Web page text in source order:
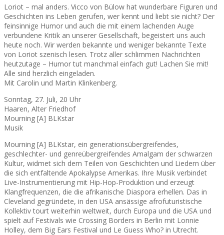
Loriot – mal anders. Vicco von Bülow hat wunderbare Figuren und
Geschichten ins Leben gerufen, wer kennt und liebt sie nicht? Der
feinsinnige Humor und auch die mit einem lachenden Auge
verbundene Kritik an unserer Gesellschaft, begeistert uns auch
heute noch. Wir werden bekannte und weniger bekannte Texte
von Loriot szenisch lesen. Trotz aller schlimmen Nachrichten
heutzutage – Humor tut manchmal einfach gut! Lachen Sie mit!
Alle sind herzlich eingeladen.
Mit Carolin und Martin Klinkenberg.
Sonntag, 27. Juli, 20 Uhr
Haaren, Alter Friedhof
Mourning [A] BLKstar
Musik
Mourning [A] BLKstar, ein generationsübergreifendes,
geschlechter- und genreübergreifendes Amalgam der schwarzen
Kultur, widmet sich dem Teilen von Geschichten und Liedern über
die sich entfaltende Apokalypse Amerikas. Ihre Musik verbindet
Live-Instrumentierung mit Hip-Hop-Produktion und erzeugt
Klangfrequenzen, die die afrikanische Diaspora erhellen. Das in
Cleveland gegründete, in den USA ansässige afrofuturistische
Kollektiv tourt weiterhin weltweit, durch Europa und die USA und
spielt auf Festivals wie Crossing Borders in Berlin mit Lonnie
Holley, dem Big Ears Festival und Le Guess Who? in Utrecht.